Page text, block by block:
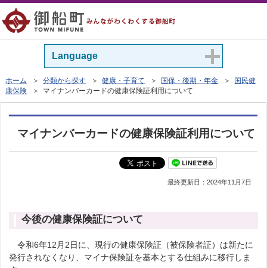
Language
ホーム ＞分類から探す ＞健康・子育て ＞ 国保・後期・年金 ＞
国民健
康保険 ＞ マイナンバーカードの健康保険証利用について
マイナンバーカードの健康保険証利用について
最終更新日：2024年11月7日
今後の健康保険証について
令和6年12月2日に、現行の健康保険証（被保険者証）は新たに
発行されなくなり、マイナ保険証を基本とする仕組みに移行しま